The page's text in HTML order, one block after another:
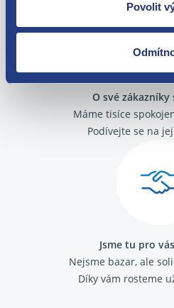
Povolit
O své zákazníky
Máme tisíce
Podívejte se na
Jsme tu pro
Nejsme bazar, ale
Díky vám rosteme